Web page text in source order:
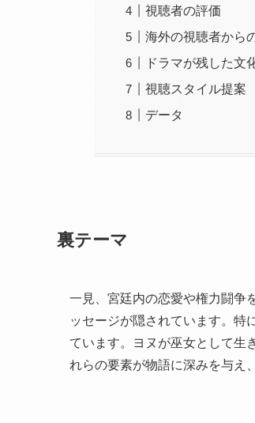
視聴者の評価
海外の視聴者から
ドラマが残した文
視聴スタイル提案
データ
裏テーマ
一見、宮廷内の恋愛や権力闘争
ッセージが隠されています。特
ています。ヨヌが巫女として生
れらの要素が物語に深みを与え